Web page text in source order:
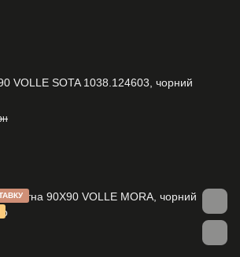
VOLLE SOTA 1038.124603, чорний